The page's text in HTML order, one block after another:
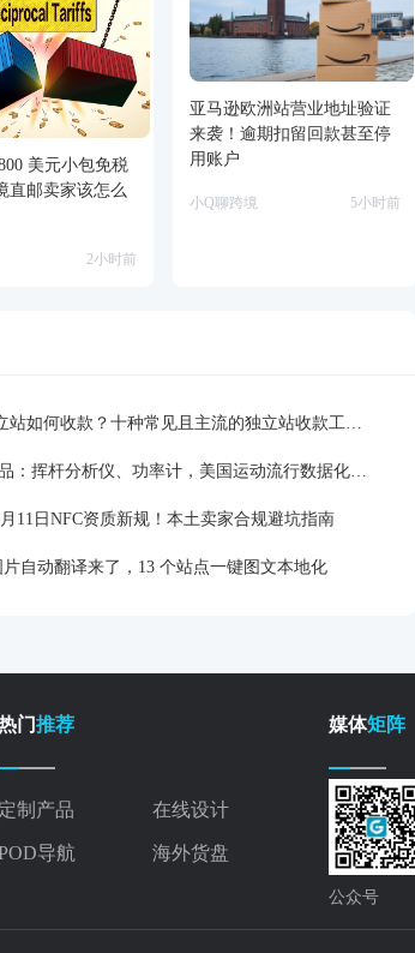
美元小包免税
直邮卖家该怎么
2小时前
亚马逊欧洲站营业地址验证
来袭！逾期扣留回款甚至停
用账户
小Q聊跨境 5小时前
如何收款？十种常见且主流的独立站收款工具推荐
：挥杆分析仪、功率计，美国运动流行数据化消费
月11日NFC资质新规！本土卖家合规避坑指南
自动翻译来了，13 个站点一键图文本地化
门推荐
定制产品 在线设计
导航 海外货盘
媒体矩阵
公众号